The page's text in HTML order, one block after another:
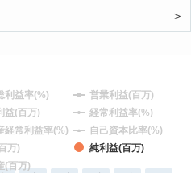
＞
利益率(%)
営業利益(百万)
益(百万)
経常利益率(%)
経常利益率(%)
自己資本比率(%)
万)
純利益(百万)
(百万)